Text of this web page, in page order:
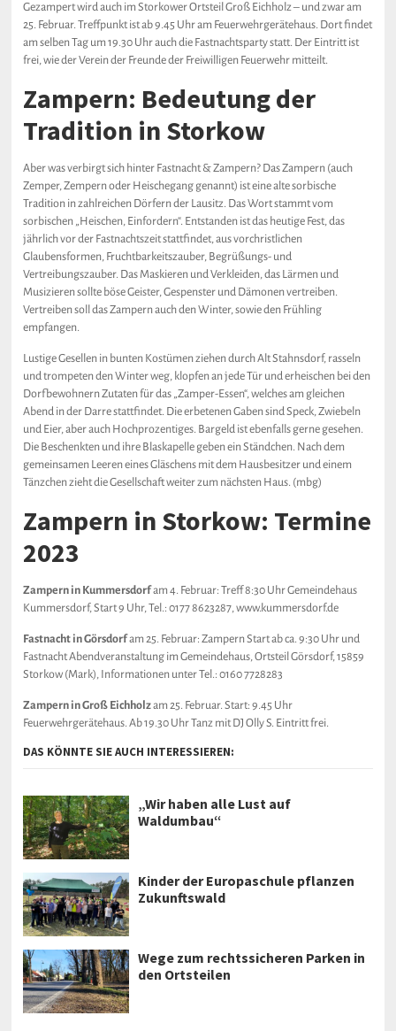
Gezampert wird auch im Storkower Ortsteil Groß Eichholz – und zwar am
25. Februar. Treffpunkt ist ab 9.45 Uhr am Feuerwehrgerätehaus. Dort findet
am selben Tag um 19.30 Uhr auch die Fastnachtsparty statt. Der Eintritt ist
frei, wie der Verein der Freunde der Freiwilligen Feuerwehr mitteilt.
Zampern: Bedeutung der
Tradition in Storkow
Aber was verbirgt sich hinter Fastnacht & Zampern? Das Zampern (auch
Zemper, Zempern oder Heischegang genannt) ist eine alte sorbische
Tradition in zahlreichen Dörfern der Lausitz. Das Wort stammt vom
sorbischen „Heischen, Einfordern“. Entstanden ist das heutige Fest, das
jährlich vor der Fastnachtszeit stattfindet, aus vorchristlichen
Glaubensformen, Fruchtbarkeitszauber, Begrüßungs- und
Vertreibungszauber. Das Maskieren und Verkleiden, das Lärmen und
Musizieren sollte böse Geister, Gespenster und Dämonen vertreiben.
Vertreiben soll das Zampern auch den Winter, sowie den Frühling
empfangen.
Lustige Gesellen in bunten Kostümen ziehen durch Alt Stahnsdorf, rasseln
und trompeten den Winter weg, klopfen an jede Tür und erheischen bei den
Dorfbewohnern Zutaten für das „Zamper-Essen“, welches am gleichen
Abend in der Darre stattfindet. Die erbetenen Gaben sind Speck, Zwiebeln
und Eier, aber auch Hochprozentiges. Bargeld ist ebenfalls gerne gesehen.
Die Beschenkten und ihre Blaskapelle geben ein Ständchen. Nach dem
gemeinsamen Leeren eines Gläschens mit dem Hausbesitzer und einem
Tänzchen zieht die Gesellschaft weiter zum nächsten Haus. (mbg)
Zampern in Storkow: Termine
2023
Zampern in Kummersdorfam 4. Februar: Treff 8:30 Uhr Gemeindehaus
Kummersdorf, Start 9 Uhr, Tel.: 0177 8623287, www.kummersdorf.de
Fastnacht in Görsdorfam 25. Februar: Zampern Start ab ca. 9:30 Uhr und
Fastnacht Abendveranstaltung im Gemeindehaus, Ortsteil Görsdorf, 15859
Storkow (Mark), Informationen unter Tel.: 0160 7728283
Zampern in Groß Eichholzam 25. Februar. Start: 9.45 Uhr
Feuerwehrgerätehaus. Ab 19.30 Uhr Tanz mit DJ Olly S. Eintritt frei.
DAS KÖNNTE SIE AUCH INTERESSIEREN:
„Wir haben alle Lust auf
Waldumbau“
Kinder der Europaschule pflanzen
Zukunftswald
Wege zum rechtssicheren Parken in
den Ortsteilen